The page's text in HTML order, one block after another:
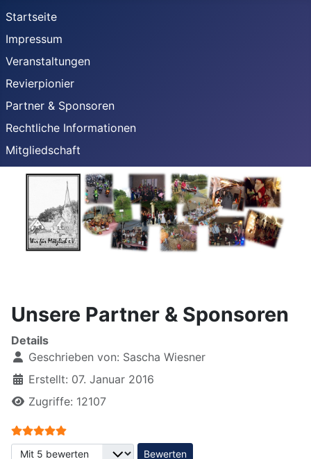
Startseite
Impressum
Veranstaltungen
Revierpionier
Partner & Sponsoren
Rechtliche Informationen
Mitgliedschaft
Unsere Partner & Sponsoren
Details
Geschrieben von: Sascha Wiesner
Erstellt: 07. Januar 2016
Zugriffe: 12107
Bewertung:
Bitte bewerten